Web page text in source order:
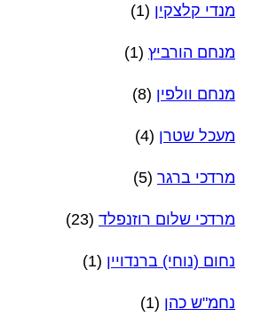
מנדי קלצקין (1)
מנחם הורביץ (1)
מנחם וולפין (8)
מעכל שטרן (4)
מרדכי ברגר (5)
מרדכי שלום רוזנפלד (23)
נחום (נוחי) ברנדויין (1)
נחמ"ש כהן (1)